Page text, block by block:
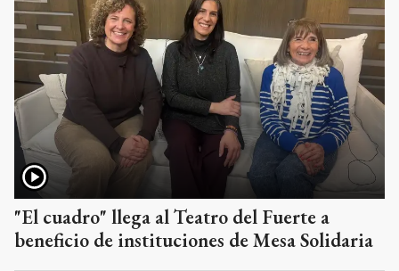
"El cuadro" llega al Teatro del Fuerte a
beneficio de instituciones de Mesa Solidaria